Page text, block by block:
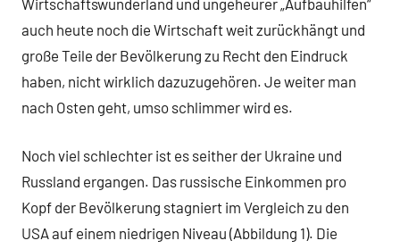
auch heute noch die Wirtschaft weit zurückhängt und
große Teile der Bevölkerung zu Recht den Eindruck
haben, nicht wirklich dazuzugehören. Je weiter man
nach Osten geht, umso schlimmer wird es.
Noch viel schlechter ist es seither der Ukraine und
Russland ergangen. Das russische Einkommen pro
Kopf der Bevölkerung stagniert im Vergleich zu den
USA auf einem niedrigen Niveau (Abbildung 1). Die